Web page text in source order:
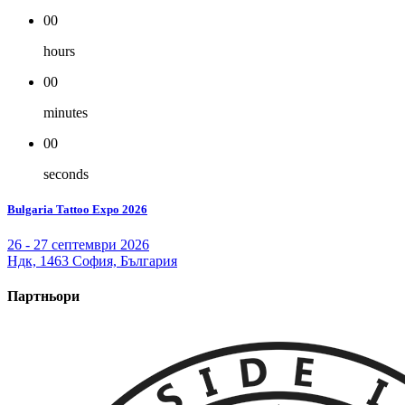
00
hours
00
minutes
00
seconds
Bulgaria Tattoo Expo 2026
26 - 27 септември 2026
Ндк, 1463 София, България
Партньори